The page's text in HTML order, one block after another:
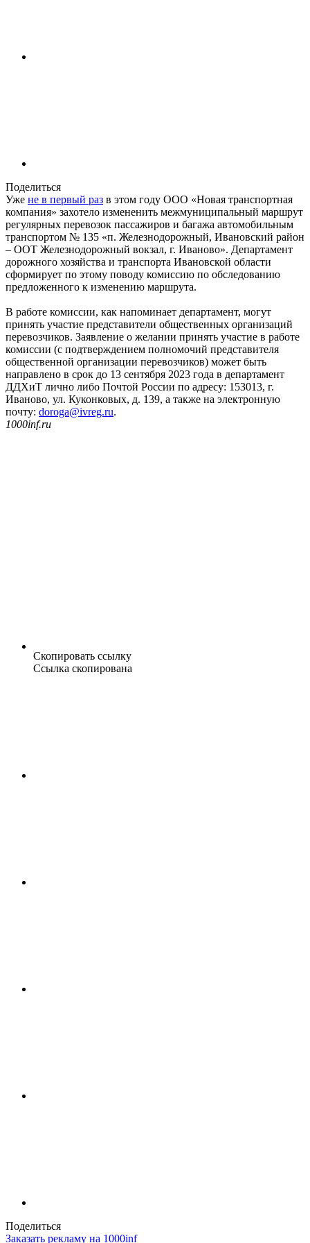
Поделиться
Уже не в первый раз в этом году ООО «Новая транспортная
компания» захотело измененить межмуниципальный маршрут
регулярных перевозок пассажиров и багажа автомобильным
транспортом № 135 «п. Железнодорожный, Ивановский район
– ООТ Железнодорожный вокзал, г. Иваново». Департамент
дорожного хозяйства и транспорта Ивановской области
сформирует по этому поводу комиссию по обследованию
предложенного к изменению маршрута.
В работе комиссии, как напоминает департамент, могут
принять участие представители общественных организаций
перевозчиков. Заявление о желании принять участие в работе
комиссии (с подтверждением полномочий представителя
общественной организации перевозчиков) может быть
направлено в срок до 13 сентября 2023 года в департамент
ДДХиТ лично либо Почтой России по адресу: 153013, г.
Иваново, ул. Куконковых, д. 139, а также на электронную
почту: doroga@ivreg.ru.
1000inf.ru
Скопировать ссылку
Ссылка скопирована
Поделиться
Заказать рекламу на 1000inf